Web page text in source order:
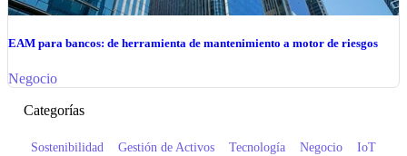
EAM para bancos: de herramienta de mantenimiento a motor de riesgos
Negocio
Categorías
Sostenibilidad Gestión de Activos Tecnología Negocio IoT